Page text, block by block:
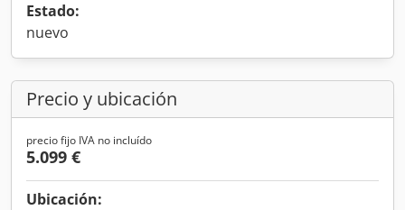
Estado:
nuevo
Precio y ubicación
precio fijo IVA no incluído
5.099 €
Ubicación: